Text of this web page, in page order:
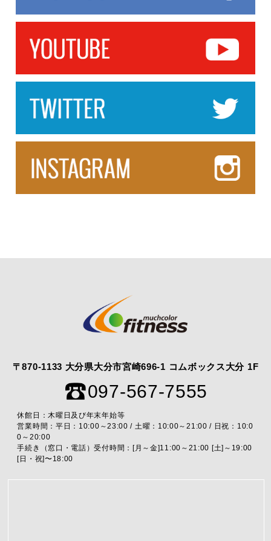
〒870-1133 大分県大分市宮崎696-1 コムボックス大分 1F
097-567-7555
休館日：木曜日及び年末年始等
営業時間：平日：10:00～23:00 / 土曜：10:00～21:00 / 日祝：10:0
0～20:00
手続き（窓口・電話）受付時間：[月～金]11:00～21:00 [土]～19:00
[日・祝]〜18:00